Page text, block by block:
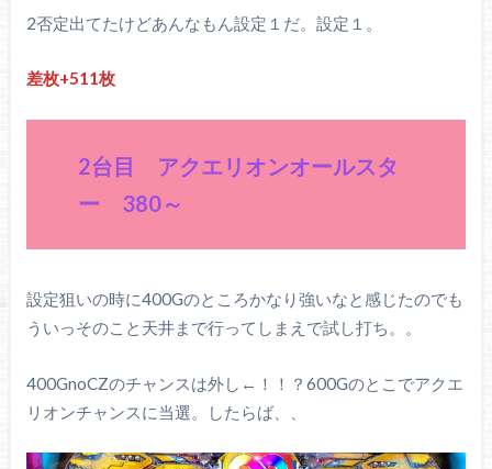
2否定出てたけどあんなもん設定１だ。設定１。
差枚+511枚
2台目 アクエリオンオールスタ
ー 380～
設定狙いの時に400Gのところかなり強いなと感じたのでも
ういっそのこと天井まで行ってしまえで試し打ち。。
400GnoCZのチャンスは外し←！！？600Gのとこでアクエ
リオンチャンスに当選。したらば、、